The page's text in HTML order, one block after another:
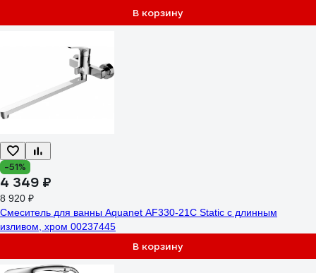
В корзину
-51%
4 349 ₽
8 920 ₽
Смеситель для ванны Aquanet AF330-21C Static с длинным
изливом, хром 00237445
В корзину